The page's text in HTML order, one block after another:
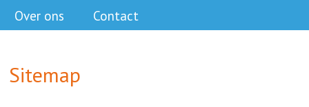
Over ons
Contact
Sitemap